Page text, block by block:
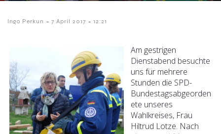
Ingo Perkun - 7 April 2017 - 12:21
Am gestrigen
Dienstabend besuchte
uns für mehrere
Stunden die SPD-
Bundestagsabgeorden
ete unseres
Wahlkreises, Frau
Hiltrud Lotze. Nach